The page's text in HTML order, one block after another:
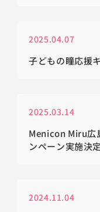
2025.04.07
子どもの瞳応援
2025.03.14
Menicon Miru広
ンペーン実施決
2024.11.04